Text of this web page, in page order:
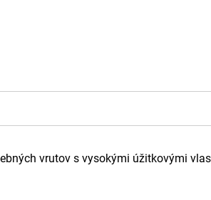
vrutov s vysokými úžitkovými